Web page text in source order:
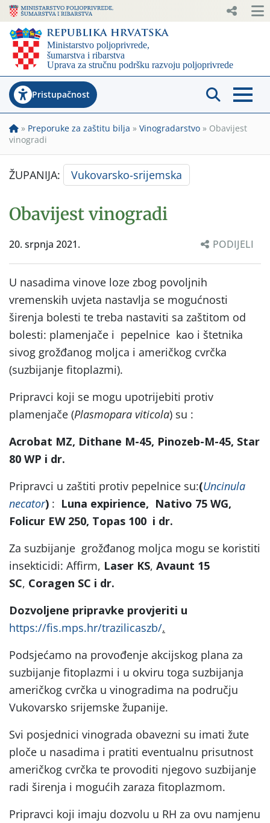
Pristupačnost
» Preporuke za zaštitu bilja » Vinogradarstvo » Obavijest
vinogradi
ŽUPANIJA: Vukovarsko-srijemska
Obavijest vinogradi
20. srpnja 2021. PODIJELI
U nasadima vinove loze zbog povoljnih
vremenskih uvjeta nastavlja se mogućnosti
širenja bolesti te treba nastaviti sa zaštitom od
bolesti: plamenjače i pepelnice kao i štetnika
sivog grožđanog moljca i američkog cvrčka
(suzbijanje fitoplazmi).
Pripravci koji se mogu upotrijebiti protiv
plamenjače (Plasmopara viticola) su :
Acrobat MZ, Dithane M-45, Pinozeb-M-45, Star
80 WP i dr.
Pripravci u zaštiti protiv pepelnice su:(Uncinula
necator) : Luna expirience, Nativo 75 WG,
Folicur EW 250, Topas 100 i dr.
Za suzbijanje grožđanog moljca mogu se koristiti
insekticidi: Affirm, Laser KS, Avaunt 15
SC, Coragen SC i dr.
Dozvoljene pripravke provjeriti u
https://fis.mps.hr/trazilicaszb/.
Podsjećamo na provođenje akcijskog plana za
suzbijanje fitoplazmi i u okviru toga suzbijanja
američkog cvrčka u vinogradima na području
Vukovarsko srijemske županije.
Svi posjednici vinograda obavezni su imati žute
ploče u nasadima i pratiti eventualnu prisutnost
američkog cvrčka te provoditi njegovo suzbijanje
radi širenja i mogućih zaraza fitoplazmom.
Pripravci koji imaju dozvolu u RH za ovu namjenu